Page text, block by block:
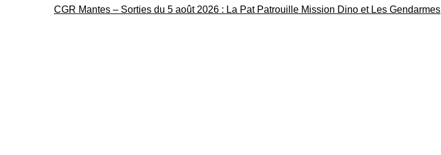
CGR Mantes – Sorties du 5 août 2026 : La Pat Patrouille Mission Dino et Les Gendarmes